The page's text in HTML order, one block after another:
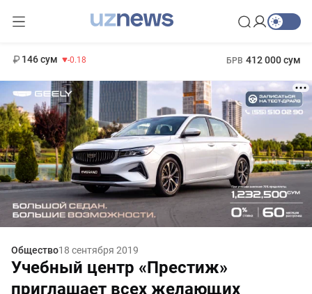
146 сум -0.18 БРВ 412 000 сум
Общество18 сентября 2019
Учебный центр «Престиж»
приглашает всех желающих